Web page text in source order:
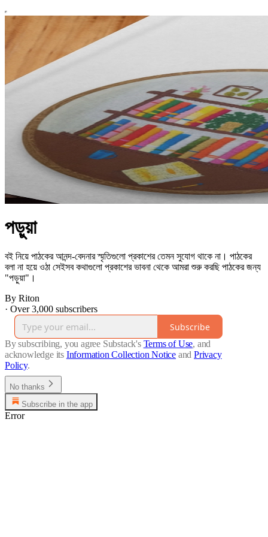
পড়ুয়া
বই নিয়ে পাঠকের আনন্দ-বেদনার স্মৃতিগুলো প্রকাশের তেমন সুযোগ থাকে না। পাঠকের
বলা না হয়ে ওঠা সেইসব কথাগুলো প্রকাশের ভাবনা থেকে আমরা শুরু করছি পাঠকের জন্য
"পড়ুয়া"।
By Riton
· Over 3,000 subscribers
Subscribe
By subscribing, you agree Substack's Terms of Use, and
acknowledge its Information Collection Notice and Privacy
Policy.
No thanks
Subscribe in the app
Error